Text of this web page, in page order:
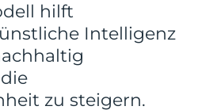
hilft
Intelligenz
zu steigern.